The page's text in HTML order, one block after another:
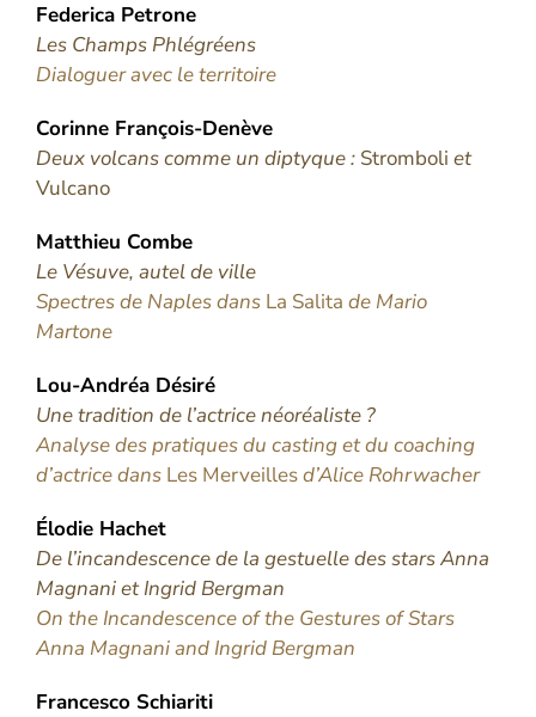
Federica Petrone
Les Champs Phlégréens
Dialoguer avec le territoire
Corinne François-Denève
Deux volcans comme un diptyque : Stromboli et
Vulcano
Matthieu Combe
Le Vésuve, autel de ville
Spectres de Naples dans La Salita de Mario
Martone
Lou-Andréa Désiré
Une tradition de l’actrice néoréaliste ?
Analyse des pratiques du casting et du coaching
d’actrice dans Les Merveillesd’Alice Rohrwacher
Élodie Hachet
De l’incandescence de la gestuelle des stars Anna
Magnani et Ingrid Bergman
On the Incandescence of the Gestures of Stars
Anna Magnani and Ingrid Bergman
Francesco Schiariti